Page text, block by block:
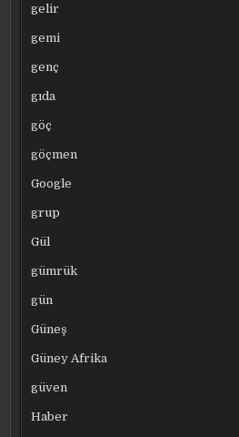
gelir
gemi
genç
gıda
göç
göçmen
Google
grup
Gül
gümrük
gün
Güneş
Güney Afrika
güven
Haber